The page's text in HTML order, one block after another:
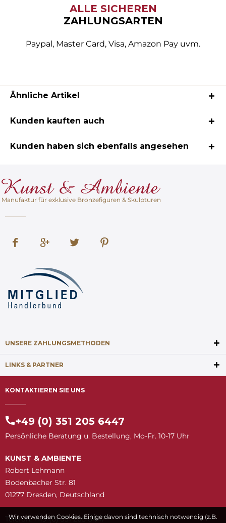
ALLE SICHEREN
ZAHLUNGSARTEN
Paypal, Master Card, Visa, Amazon Pay uvm.
Ähnliche Artikel
Kunden kauften auch
Kunden haben sich ebenfalls angesehen
Manufaktur für exklusive Bronzefiguren & Skulpturen
UNSERE ZAHLUNGSMETHODEN
LINKS & PARTNER
KONTAKTIEREN SIE UNS
+49 (0) 351 205 6447
Persönliche Beratung u. Bestellung, Mo-Fr. 10-17 Uhr
KUNST & AMBIENTE
Robert Lehmann
Bodenbacher Str. 81
01277 Dresden, Deutschland
Telefon: +49 (0) 351 205 6447
Wir verwenden Cookies. Einige davon sind technisch notwendig (z.B.